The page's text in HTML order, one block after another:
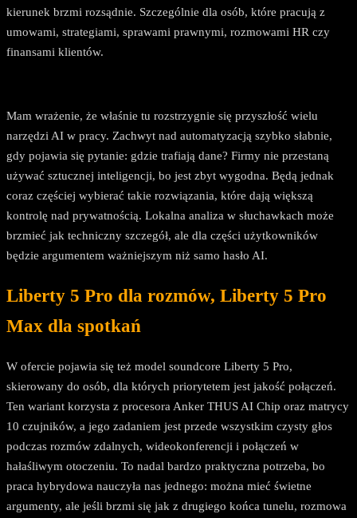
kierunek brzmi rozsądnie. Szczególnie dla osób, które pracują z
umowami, strategiami, sprawami prawnymi, rozmowami HR czy
finansami klientów.
Mam wrażenie, że właśnie tu rozstrzygnie się przyszłość wielu
narzędzi AI w pracy. Zachwyt nad automatyzacją szybko słabnie,
gdy pojawia się pytanie: gdzie trafiają dane? Firmy nie przestaną
używać sztucznej inteligencji, bo jest zbyt wygodna. Będą jednak
coraz częściej wybierać takie rozwiązania, które dają większą
kontrolę nad prywatnością. Lokalna analiza w słuchawkach może
brzmieć jak techniczny szczegół, ale dla części użytkowników
będzie argumentem ważniejszym niż samo hasło AI.
Liberty 5 Pro dla rozmów, Liberty 5 Pro
Max dla spotkań
W ofercie pojawia się też model soundcore Liberty 5 Pro,
skierowany do osób, dla których priorytetem jest jakość połączeń.
Ten wariant korzysta z procesora Anker THUS AI Chip oraz matrycy
10 czujników, a jego zadaniem jest przede wszystkim czysty głos
podczas rozmów zdalnych, wideokonferencji i połączeń w
hałaśliwym otoczeniu. To nadal bardzo praktyczna potrzeba, bo
praca hybrydowa nauczyła nas jednego: można mieć świetne
argumenty, ale jeśli brzmi się jak z drugiego końca tunelu, rozmowa